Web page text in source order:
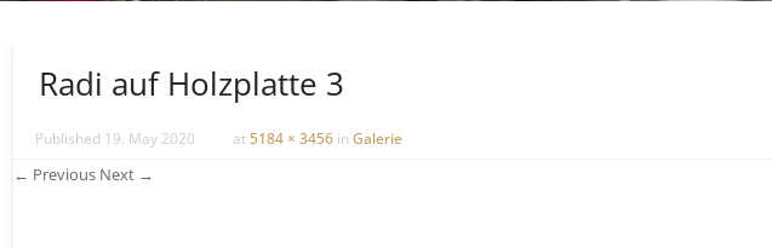
Radi auf Holzplatte 3
Published 19. May 2020 at5184 × 3456 in Galerie
← Previous Next →